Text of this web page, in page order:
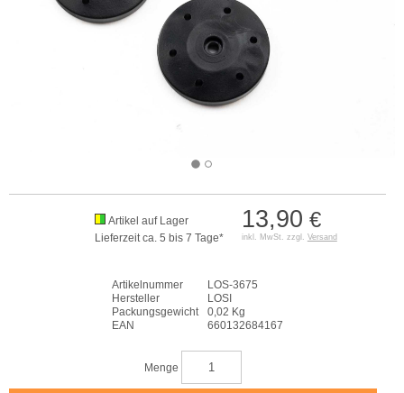
13,90 €
inkl. MwSt. zzgl. Versand
Artikel auf Lager
Lieferzeit ca. 5 bis 7 Tage*
Artikelnummer
LOS-3675
Hersteller
LOSI
Packungsgewicht
0,02 Kg
EAN
660132684167
Menge